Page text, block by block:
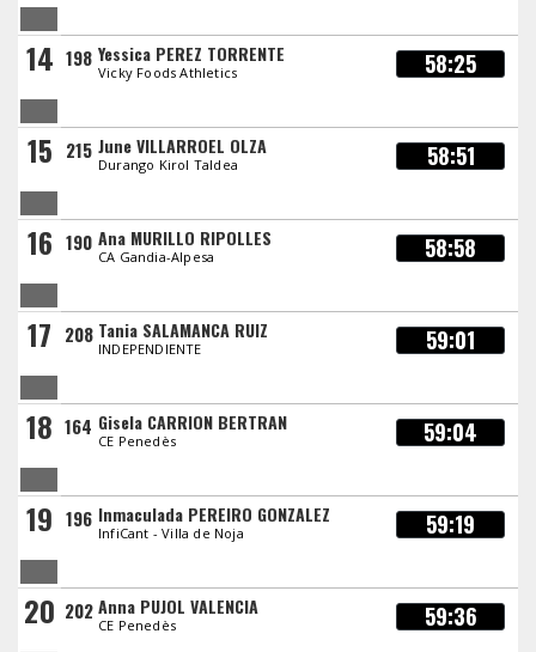
14 198 Yessica PEREZ TORRENTE
Vicky Foods Athletics 58:25
15 215 June VILLARROEL OLZA
Durango Kirol Taldea 58:51
16 190 Ana MURILLO RIPOLLES
CA Gandia-Alpesa 58:58
17 208 Tania SALAMANCA RUIZ
INDEPENDIENTE 59:01
18 164 Gisela CARRION BERTRAN
CE Penedès 59:04
19 196 Inmaculada PEREIRO GONZALEZ
InfiCant - Villa de Noja 59:19
20 202 Anna PUJOL VALENCIA
CE Penedès 59:36